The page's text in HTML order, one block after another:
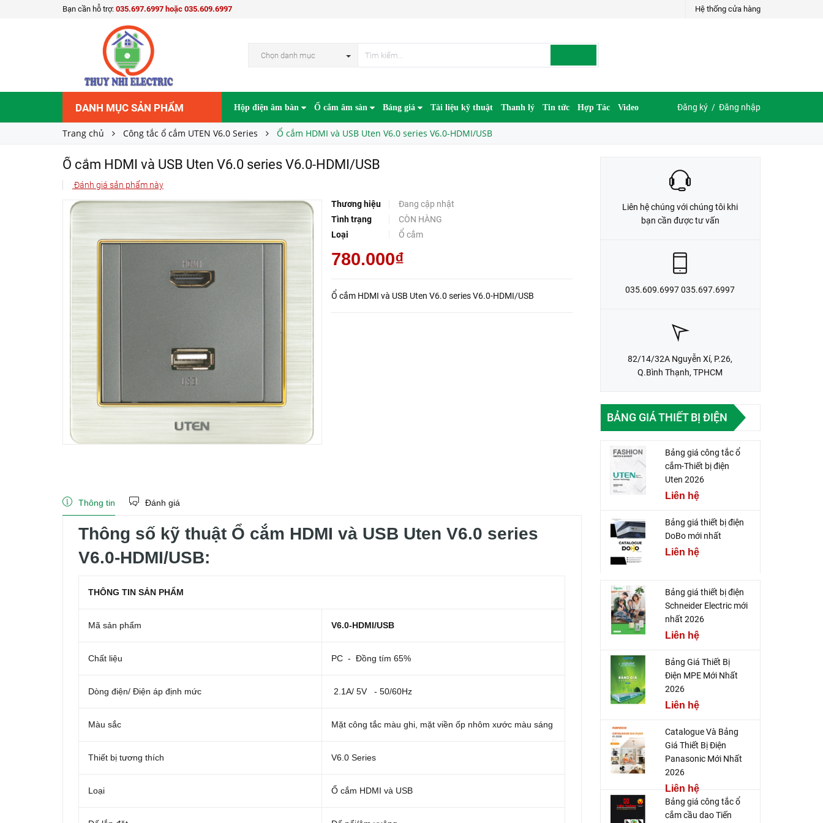
Bạn cần hỗ trợ: 035.697.6997 hoặc 035.609.6997 Hệ thống cửa hàng
Chọn danh mục
DANH MỤC SẢN PHẨM Hộp điện âm bàn Ổ cắm âm sàn Bảng giá Tài liệu kỹ thuật Thanh lý Tin tức Hợp Tác Video Đăng ký / Đăng nhập
Trang chủ Công tắc ổ cắm UTEN V6.0 Series Ổ cắm HDMI và USB Uten V6.0 series V6.0-HDMI/USB
Ổ cắm HDMI và USB Uten V6.0 series V6.0-HDMI/USB
Đánh giá sản phẩm này
Thương hiệu
Đang cập nhật
Tình trạng
CÒN HÀNG
Loại
Ổ cắm
780.000₫
Ổ cắm HDMI và USB Uten V6.0 series V6.0-HDMI/USB
Ổ cắm HDMI và USB Uten V6.0 series V6.0-HDMI/USB
Giá bán: 780.000₫
LIÊN HỆ ĐẶT HÀNG
Thông tin Đánh giá
Thông số kỹ thuật Ổ cắm HDMI và USB Uten V6.0 series
V6.0-HDMI/USB:
THÔNG TIN SẢN PHẨM
Mã sản phẩm V6.0-HDMI/USB
Chất liệu PC - Đồng tím 65%
Dòng điện/ Điện áp định mức 2.1A/ 5V - 50/60Hz
Màu sắc Mặt công tắc màu ghi, mặt viền ốp nhôm xước màu sáng
Thiết bị tương thích V6.0 Series
Loại Ổ cắm HDMI và USB
Liên hệ chúng với chúng tôi khi
bạn cần được tư vấn
035.609.6997 035.697.6997
82/14/32A Nguyễn Xí, P.26,
Q.Bình Thạnh, TPHCM
BẢNG GIÁ THIẾT BỊ ĐIỆN
Bảng giá công tắc ổ
cắm-Thiết bị điện
Uten 2026
Liên hệ
Bảng giá thiết bị điện
DoBo mới nhất
Liên hệ
Bảng giá thiết bị điện
Schneider Electric mới
nhất 2026
Liên hệ
Bảng Giá Thiết Bị
Điện MPE Mới Nhất
2026
Liên hệ
Catalogue Và Bảng
Giá Thiết Bị Điện
Panasonic Mới Nhất
2026
Liên hệ
Bảng giá công tắc ổ
cắm cầu dao Tiến